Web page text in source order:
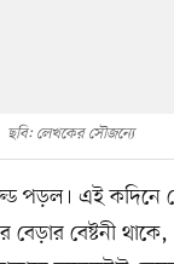
ছবি: লেখকের সৌজন্যে
এই কদিনে
বেড়ার বেষ্টনী